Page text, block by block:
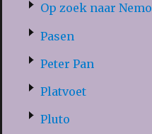
Op zoek naar Nemo
Pasen
Peter Pan
Platvoet
Pluto